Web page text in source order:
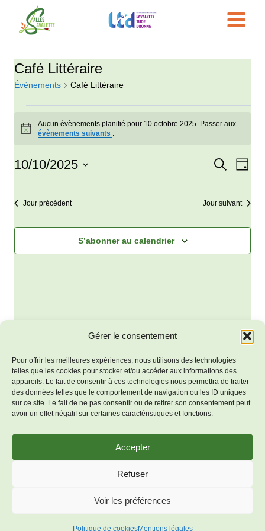
Gérer le consentement
Pour offrir les meilleures expériences, nous utilisons des technologies
telles que les cookies pour stocker et/ou accéder aux informations des
appareils. Le fait de consentir à ces technologies nous permettra de traiter
des données telles que le comportement de navigation ou les ID uniques
sur ce site. Le fait de ne pas consentir ou de retirer son consentement peut
avoir un effet négatif sur certaines caractéristiques et fonctions.
Accepter
Refuser
Voir les préférences
Politique de cookiesMentions légales
Café Littéraire
Évènements Café Littéraire
Évènements
10
Notice
Aucun évènements planifié pour 10 octobre 2025. Passer aux
évènements suivants .
Recherche
de
Jour
10/10/2025
Sélectionnez
uneJour précédent Jour suivant
S’abonner au calendrier
© 2026 Bienvenue à Salles-
Kadence WP
Mentions
cookies (UE)